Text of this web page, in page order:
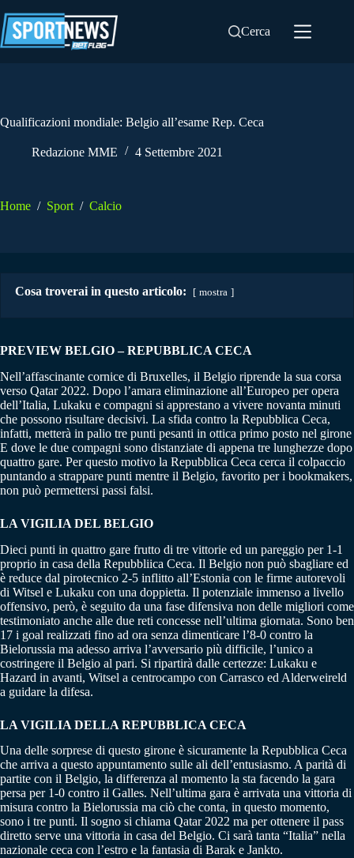
al
contenuto
Cerca
Qualificazioni mondiale: Belgio all’esame Rep. Ceca
Redazione MME 4 Settembre 2021
Home / Sport / Calcio
Cosa troverai in questo articolo: mostra
PREVIEW BELGIO – REPUBBLICA CECA
Nell’affascinante cornice di Bruxelles, il Belgio riprende la sua corsa
verso Qatar 2022. Dopo l’amara eliminazione all’Europeo per opera
dell’Italia, Lukaku e compagni si apprestano a vivere novanta minuti
che possono risultare decisivi. La sfida contro la Repubblica Ceca,
infatti, metterà in palio tre punti pesanti in ottica primo posto nel girone
E dove le due compagni sono distanziate di appena tre lunghezze dopo
quattro gare. Per questo motivo la Repubblica Ceca cerca il colpaccio
puntando a strappare punti mentre il Belgio, favorito per i bookmakers,
non può permettersi passi falsi.
LA VIGILIA DEL BELGIO
Dieci punti in quattro gare frutto di tre vittorie ed un pareggio per 1-1
proprio in casa della Repubbliica Ceca. Il Belgio non può sbagliare ed
è reduce dal pirotecnico 2-5 inflitto all’Estonia con le firme autorevoli
di Witsel e Lukaku con una doppietta. Il potenziale immenso a livello
offensivo, però, è seguito da una fase difensiva non delle migliori come
testimoniato anche alle due reti concesse nell’ultima giornata. Sono ben
17 i goal realizzati fino ad ora senza dimenticare l’8-0 contro la
Bielorussia ma adesso arriva l’avversario più difficile, l’unico a
costringere il Belgio al pari. Si ripartirà dalle certezze: Lukaku e
Hazard in avanti, Witsel a centrocampo con Carrasco ed Alderweireld
a guidare la difesa.
LA VIGILIA DELLA REPUBBLICA CECA
Una delle sorprese di questo girone è sicuramente la Repubblica Ceca
che arriva a questo appuntamento sulle ali dell’entusiasmo. A parità di
partite con il Belgio, la differenza al momento la sta facendo la gara
persa per 1-0 contro il Galles. Nell’ultima gara è arrivata una vittoria di
misura contro la Bielorussia ma ciò che conta, in questo momento,
sono i tre punti. Il sogno si chiama Qatar 2022 ma per ottenere il pass
diretto serve una vittoria in casa del Belgio. Ci sarà tanta “Italia” nella
nazionale ceca con l’estro e la fantasia di Barak e Jankto.